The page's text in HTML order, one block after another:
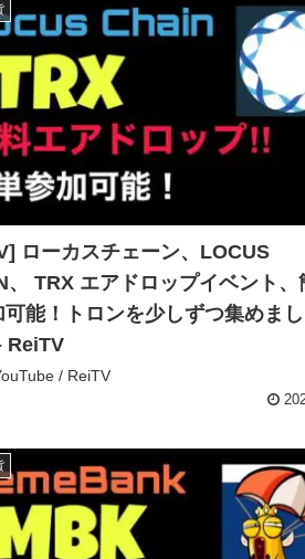
ローカスチェーン、LOCUS
、 TRX エアドロップイベント、
可能！トロンを少しずつ集めまし
ReiTV
/ ReiTV